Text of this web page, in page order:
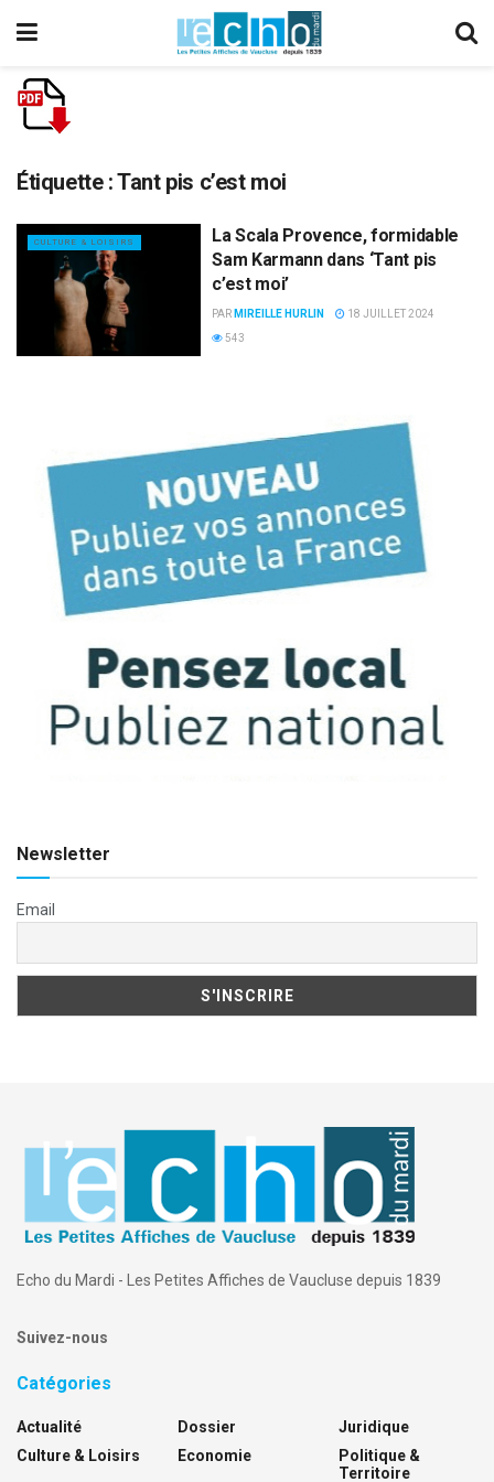
Étiquette :Tant pis c’est moi
CULTURE & LOISIRS
La Scala Provence, formidable
Sam Karmann dans ‘Tant pis
c’est moi’
PAR MIREILLE HURLIN
18 JUILLET 2024
543
Newsletter
Email
Echo du Mardi - Les Petites Affiches de Vaucluse depuis 1839
Suivez-nous
Catégories
Actualité
Culture & Loisirs
Dossier
Economie
Juridique
Politique &
Territoire